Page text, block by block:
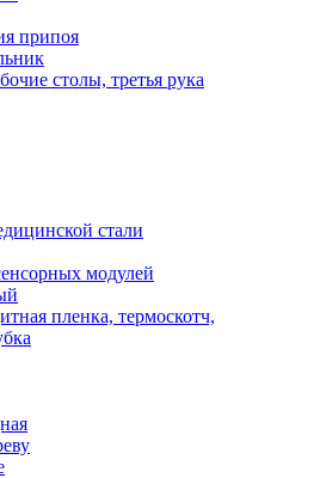
припоя
столы, третья рука
стали
модулей
пленка, термоскотч,